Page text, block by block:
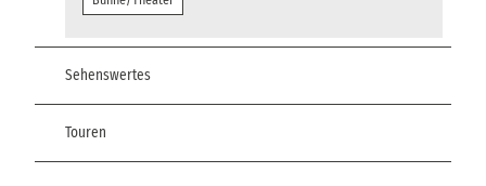
Sehenswertes
Touren